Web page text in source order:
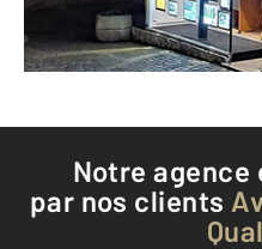
Notre
par nos clients